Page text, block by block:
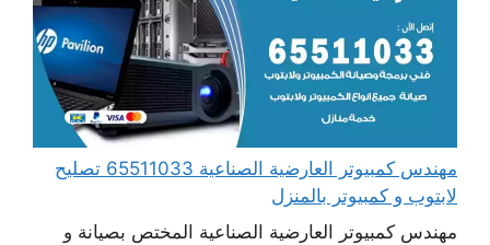
مهندس كمبيوتر العارضية الصناعية 65511033 تصليح
لابتوب و كمبيوتر بالمنزل
مهندس كمبيوتر العارضية الصناعية المختص بصيانة و